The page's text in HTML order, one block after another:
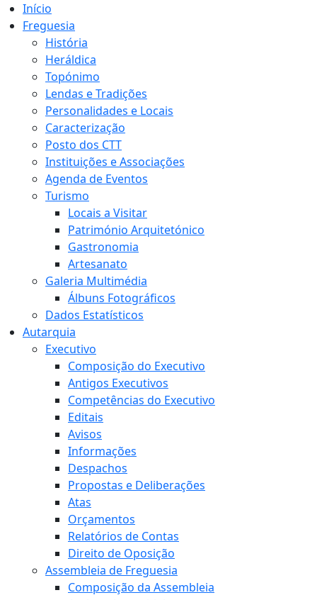
Início
Freguesia
História
Heráldica
Topónimo
Lendas e Tradições
Personalidades e Locais
Caracterização
Posto dos CTT
Instituições e Associações
Agenda de Eventos
Turismo
Locais a Visitar
Património Arquitetónico
Gastronomia
Artesanato
Galeria Multimédia
Álbuns Fotográficos
Dados Estatísticos
Autarquia
Executivo
Composição do Executivo
Antigos Executivos
Competências do Executivo
Editais
Avisos
Informações
Despachos
Propostas e Deliberações
Atas
Orçamentos
Relatórios de Contas
Direito de Oposição
Assembleia de Freguesia
Composição da Assembleia